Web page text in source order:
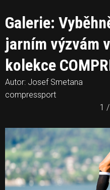
Galerie:
jarním výzvám
kolekce
Autor: Josef Smetana
compressport
1